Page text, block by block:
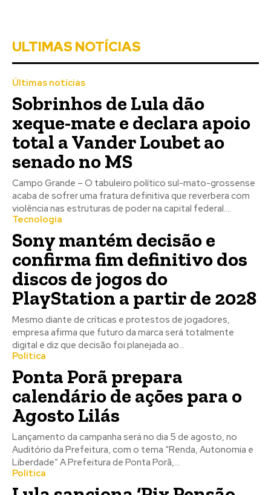
Loja de bebidas em Ponta
Porã propôs aos clientes
desafio com provas de
resistência valendo o carro
Luan Santana é
surpreendido por sucuri
durante viagem ao Pantanal
MS
entretenimento
O Arraiá da UCP mais uma
vez foi sucesso na fronteira
ULTIMAS NOTÍCIAS
Últimas notícias
Sobrinhos de Lula dão
xeque-mate e declara apoio
total a Vander Loubet ao
senado no MS
Campo Grande – O tabuleiro político sul-mato-grossense
acaba de sofrer uma fratura definitiva que reverbera com
violência nas estruturas de poder na capital federal....
Tecnologia